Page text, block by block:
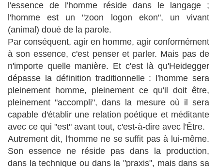
l'essence de l'homme réside dans le langage ;
l'homme est un "zoon logon ekon", un vivant
(animal) doué de la parole.
Par conséquent, agir en homme, agir conformément
à son essence, c'est penser et parler. Mais pas de
n'importe quelle manière. Et c'est là qu'Heidegger
dépasse la définition traditionnelle : l'homme sera
pleinement homme, pleinement ce qu'il doit être,
pleinement "accompli", dans la mesure où il sera
capable d'établir une relation poétique et méditante
avec ce qui "est" avant tout, c'est-à-dire avec l'Être.
Autrement dit, l'homme ne se suffit pas à lui-même.
Son essence ne réside pas dans la production,
dans la technique ou dans la "praxis", mais dans sa